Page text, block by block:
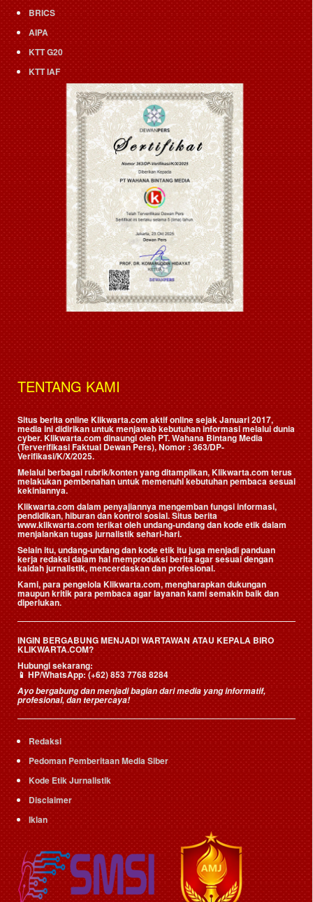
BRICS
AIPA
KTT G20
KTT IAF
TENTANG KAMI
Situs berita online Klikwarta.com aktif online sejak Januari 2017,
media ini didirikan untuk menjawab kebutuhan informasi melalui dunia
cyber. Klikwarta.com dinaungi oleh PT. Wahana Bintang Media
(Terverifikasi Faktual Dewan Pers), Nomor : 363/DP-
Verifikasi/K/X/2025.
Melalui berbagai rubrik/konten yang ditampilkan, Klikwarta.com terus
melakukan pembenahan untuk memenuhi kebutuhan pembaca sesuai
kekiniannya.
Klikwarta.com dalam penyajiannya mengemban fungsi informasi,
pendidikan, hiburan dan kontrol sosial. Situs berita
www.klikwarta.com terikat oleh undang-undang dan kode etik dalam
menjalankan tugas jurnalistik sehari-hari.
Selain itu, undang-undang dan kode etik itu juga menjadi panduan
kerja redaksi dalam hal memproduksi berita agar sesuai dengan
kaidah jurnalistik, mencerdaskan dan profesional.
Kami, para pengelola Klikwarta.com, mengharapkan dukungan
maupun kritik para pembaca agar layanan kami semakin baik dan
diperlukan.
INGIN BERGABUNG MENJADI WARTAWAN ATAU KEPALA BIRO
KLIKWARTA.COM?
Hubungi sekarang:
📱HP/WhatsApp:(+62) 853 7768 8284
Ayo bergabung dan menjadi bagian dari media yang informatif,
profesional, dan terpercaya!
Redaksi
Pedoman Pemberitaan Media Siber
Kode Etik Jurnalistik
Disclaimer
Iklan